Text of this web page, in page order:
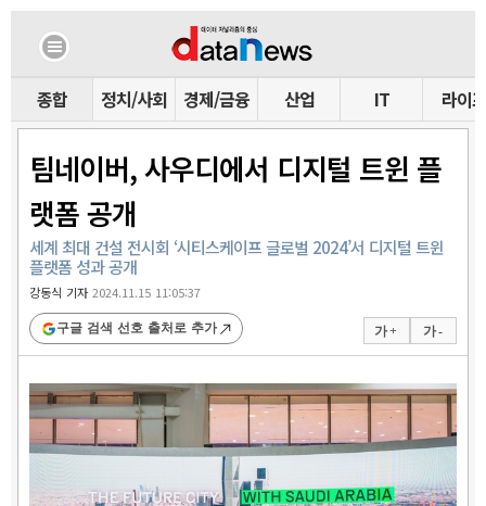
종합 정치/사회 경제/금융 산업 IT 라이프
팀네이버, 사우디에서 디지털 트윈 플
랫폼 공개
세계 최대 건설 전시회 ‘시티스케이프 글로벌 2024’서 디지털 트윈
플랫폼 성과 공개
강동식 기자2024.11.15 11:05:37
가 + 가 -
구글 검색 선호 출처로 추가